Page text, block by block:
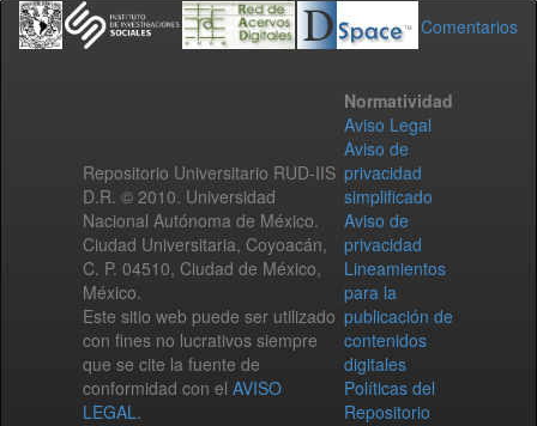
Comentarios
Repositorio Universitario RUD-IIS
D.R. © 2010. Universidad
Nacional Autónoma de México.
Ciudad Universitaria, Coyoacán,
C. P. 04510, Ciudad de México,
México.
Este sitio web puede ser utilizado
con fines no lucrativos siempre
que se cite la fuente de
conformidad con el AVISO
LEGAL.
Normatividad
Aviso Legal
Aviso de
privacidad
simplificado
Aviso de
privacidad
Lineamientos
para la
publicación de
contenidos
digitales
Políticas del
Repositorio